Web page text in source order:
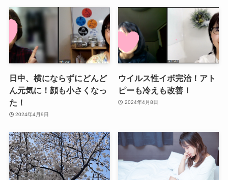
日中、横にならずにどんど
ん元気に！顔も小さくなっ
た！
2024年4月9日
ウイルス性イボ完治！アト
ピーも冷えも改善！
2024年4月8日